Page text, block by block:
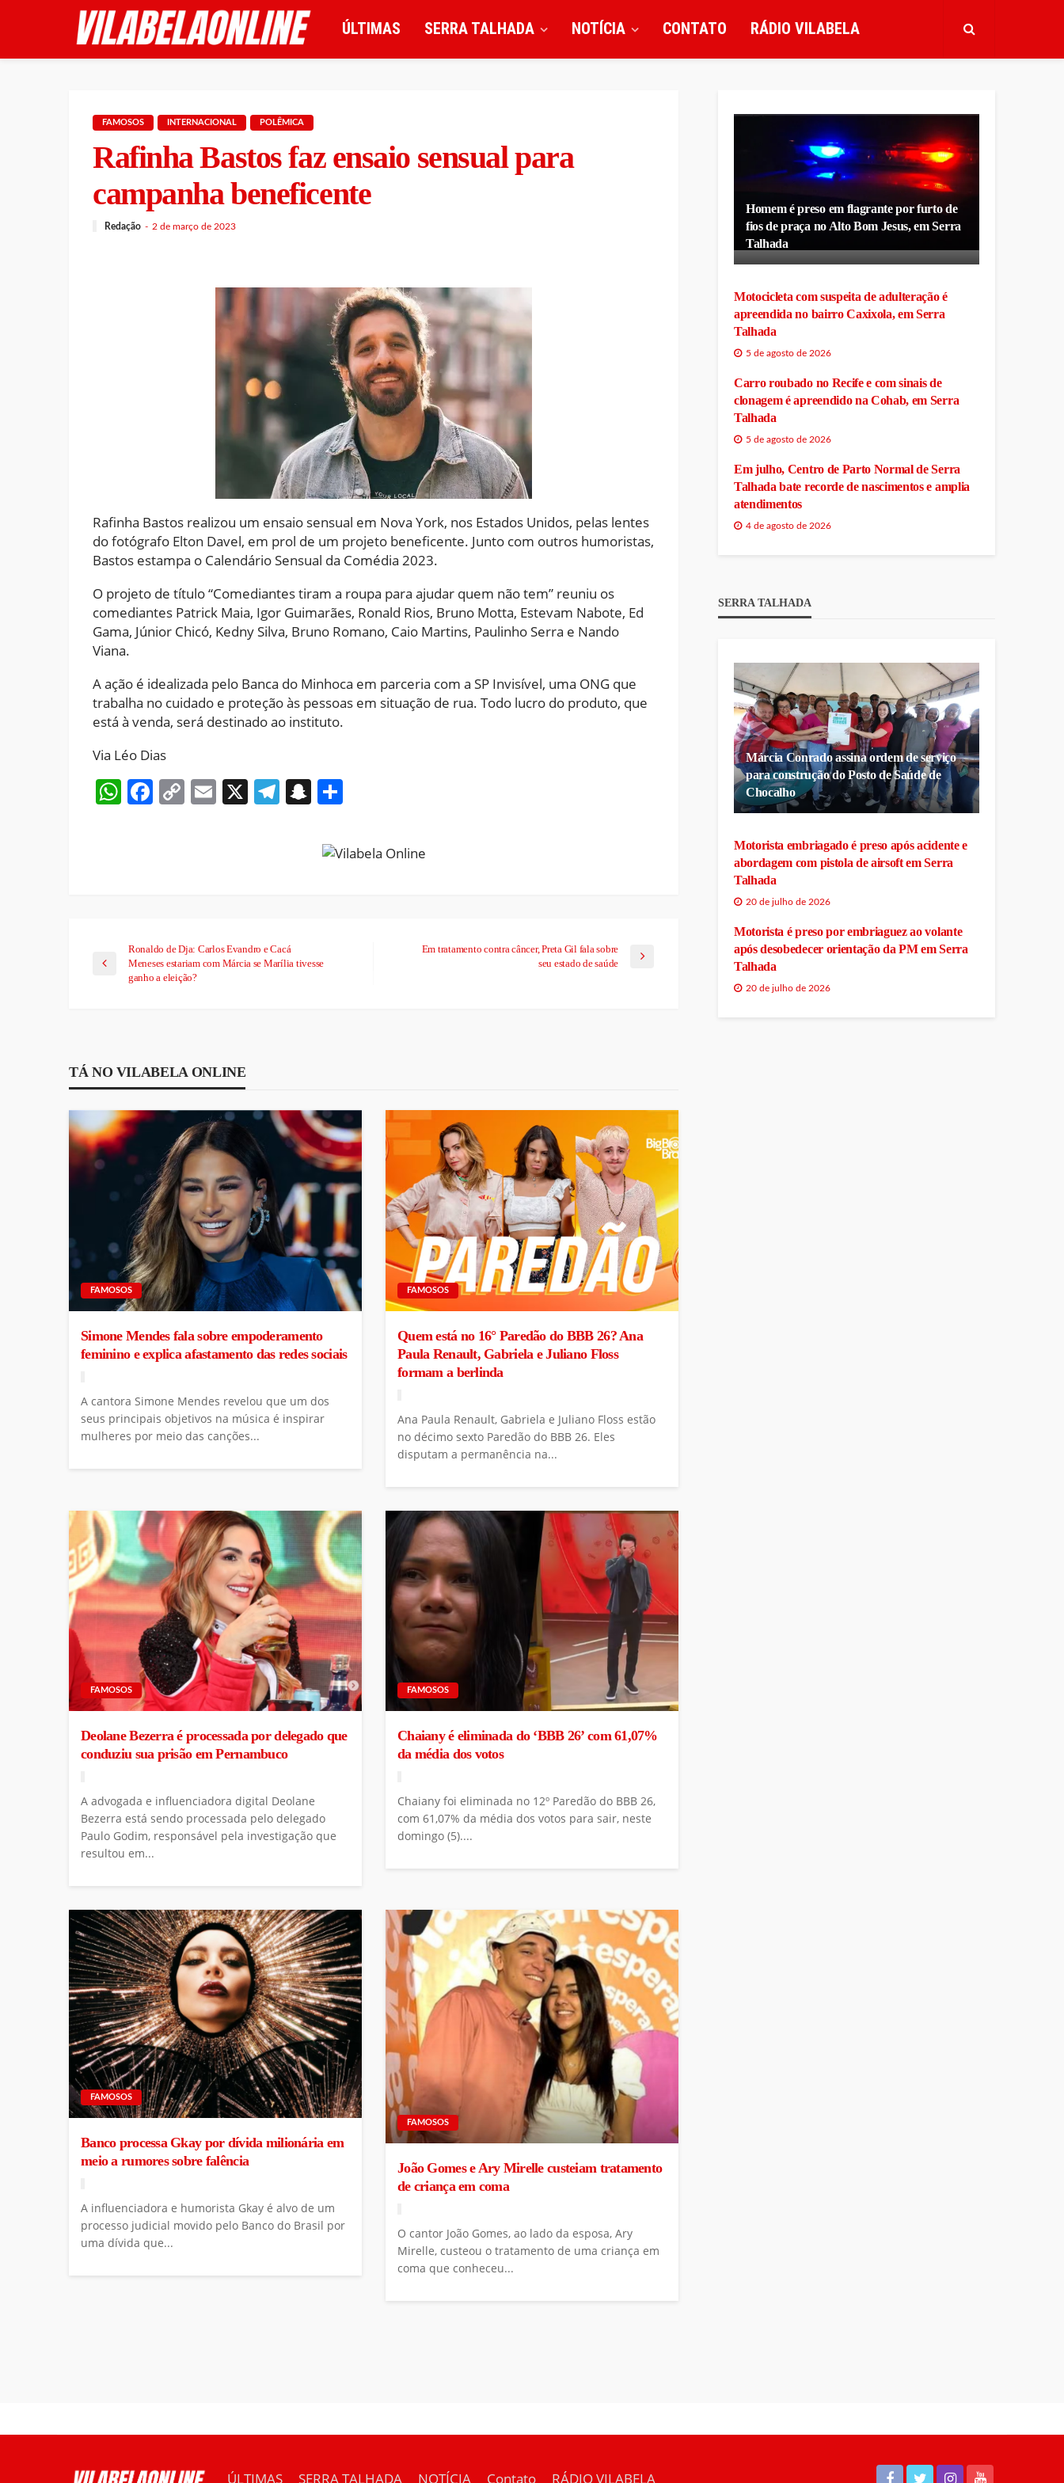
ÚLTIMAS SERRA TALHADA NOTÍCIA CONTATO RÁDIO VILABELA
FAMOSOS INTERNACIONAL POLÊMICA
Rafinha Bastos faz ensaio sensual para
campanha beneficente
Redação 2 de março de 2023
Rafinha Bastos realizou um ensaio sensual em Nova York, nos Estados Unidos, pelas lentes
do fotógrafo Elton Davel, em prol de um projeto beneficente. Junto com outros humoristas,
Bastos estampa o Calendário Sensual da Comédia 2023.
O projeto de título “Comediantes tiram a roupa para ajudar quem não tem” reuniu os
comediantes Patrick Maia, Igor Guimarães, Ronald Rios, Bruno Motta, Estevam Nabote, Ed
Gama, Júnior Chicó, Kedny Silva, Bruno Romano, Caio Martins, Paulinho Serra e Nando
Viana.
A ação é idealizada pelo Banca do Minhoca em parceria com a SP Invisível, uma ONG que
trabalha no cuidado e proteção às pessoas em situação de rua. Todo lucro do produto, que
está à venda, será destinado ao instituto.
Via Léo Dias
WhatsApp
Facebook
CopyEmail
X Telegram
Snapchat
Ronaldo de Dja: Carlos Evandro e Cacá
Meneses estariam com Márcia se Marília tivesse
ganho a eleição?
Em tratamento contra câncer, Preta Gil fala sobre
seu estado de saúde
TÁ NO VILABELA ONLINE
FAMOSOS
Simone Mendes fala sobre empoderamento
feminino e explica afastamento das redes sociais
A cantora Simone Mendes revelou que um dos
seus principais objetivos na música é inspirar
mulheres por meio das canções...
FAMOSOS
Quem está no 16° Paredão do BBB 26? Ana
Paula Renault, Gabriela e Juliano Floss
formam a berlinda
Ana Paula Renault, Gabriela e Juliano Floss estão
no décimo sexto Paredão do BBB 26. Eles
disputam a permanência na...
FAMOSOS
Deolane Bezerra é processada por delegado que
conduziu sua prisão em Pernambuco
A advogada e influenciadora digital Deolane
Bezerra está sendo processada pelo delegado
Paulo Godim, responsável pela investigação que
resultou em...
FAMOSOS
Chaiany é eliminada do ‘BBB 26’ com 61,07%
da média dos votos
Chaiany foi eliminada no 12º Paredão do BBB 26,
com 61,07% da média dos votos para sair, neste
domingo (5)....
FAMOSOS
Banco processa Gkay por dívida milionária em
meio a rumores sobre falência
A influenciadora e humorista Gkay é alvo de um
processo judicial movido pelo Banco do Brasil por
uma dívida que...
FAMOSOS
João Gomes e Ary Mirelle custeiam tratamento
de criança em coma
O cantor João Gomes, ao lado da esposa, Ary
Mirelle, custeou o tratamento de uma criança em
coma que conheceu...
Homem é preso em flagrante por furto de
fios de praça no Alto Bom Jesus, em Serra
Talhada
Motocicleta com suspeita de adulteração é
apreendida no bairro Caxixola, em Serra
Talhada
5 de agosto de 2026
Carro roubado no Recife e com sinais de
clonagem é apreendido na Cohab, em Serra
Talhada
5 de agosto de 2026
Em julho, Centro de Parto Normal de Serra
Talhada bate recorde de nascimentos e amplia
atendimentos
4 de agosto de 2026
SERRA TALHADA
Márcia Conrado assina ordem de serviço
para construção do Posto de Saúde de
Chocalho
Motorista embriagado é preso após acidente e
abordagem com pistola de airsoft em Serra
Talhada
20 de julho de 2026
Motorista é preso por embriaguez ao volante
após desobedecer orientação da PM em Serra
Talhada
20 de julho de 2026
ÚLTIMAS SERRA TALHADA NOTÍCIA Contato RÁDIO VILABELA